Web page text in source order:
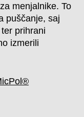
menjalnike. To
puščanje, saj
prihrani
izmerili